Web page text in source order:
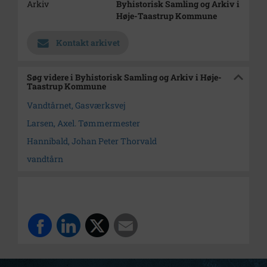
Arkiv
Byhistorisk Samling og Arkiv i
Høje-Taastrup Kommune
Kontakt arkivet
Søg videre i Byhistorisk Samling og Arkiv i Høje-
Taastrup Kommune
Vandtårnet, Gasværksvej
Larsen, Axel. Tømmermester
Hannibald, Johan Peter Thorvald
vandtårn